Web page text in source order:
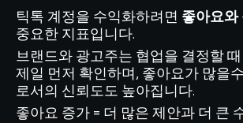
틱톡 계정을 수익화하려면 좋아요와
중요한 지표입니다.
브랜드와 광고주는 협업을 결정할
제일 먼저 확인하며, 좋아요가 많을
로서의 신뢰도도 높아집니다.
좋아요 증가 = 더 많은 제안과 더 큰